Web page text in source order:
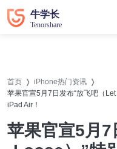
首页
iPhone热门资讯
苹果官宣5月7日发布“放飞吧（
iPad Air！
苹果官宣5月